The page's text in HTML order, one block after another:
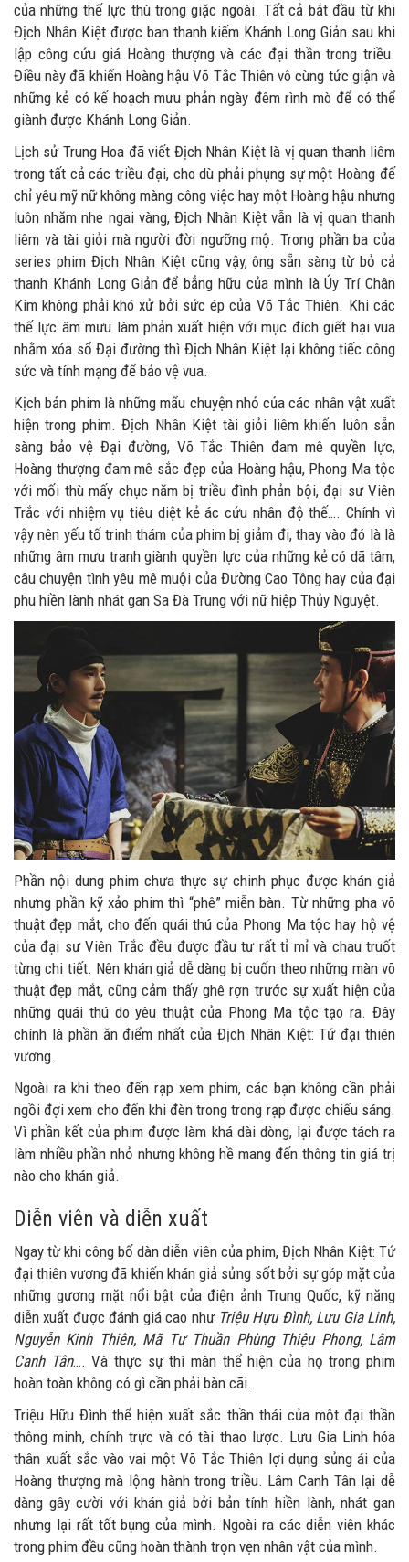
của những thế lực thù trong giặc ngoài. Tất cả bắt đầu từ khi
Địch Nhân Kiệt được ban thanh kiếm Khánh Long Giản sau khi
lập công cứu giá Hoàng thượng và các đại thần trong triều.
Điều này đã khiến Hoàng hậu Võ Tắc Thiên vô cùng tức giận và
những kẻ có kế hoạch mưu phản ngày đêm rình mò để có thể
giành được Khánh Long Giản.
Lịch sử Trung Hoa đã viết Địch Nhân Kiệt là vị quan thanh liêm
trong tất cả các triều đại, cho dù phải phụng sự một Hoàng đế
chỉ yêu mỹ nữ không màng công việc hay một Hoàng hậu nhưng
luôn nhăm nhe ngai vàng, Địch Nhân Kiệt vẫn là vị quan thanh
liêm và tài giỏi mà người đời ngưỡng mộ. Trong phần ba của
series phim Địch Nhân Kiệt cũng vậy, ông sẵn sàng từ bỏ cả
thanh Khánh Long Giản để bẳng hữu của mình là Úy Trí Chân
Kim không phải khó xử bởi sức ép của Võ Tắc Thiên. Khi các
thế lực âm mưu làm phản xuất hiện với mục đích giết hại vua
nhằm xóa sổ Đại đường thì Địch Nhân Kiệt lại không tiếc công
sức và tính mạng để bảo vệ vua.
Kịch bản phim là những mẩu chuyện nhỏ của các nhân vật xuất
hiện trong phim. Địch Nhân Kiệt tài giỏi liêm khiến luôn sẵn
sàng bảo vệ Đại đường, Võ Tắc Thiên đam mê quyền lực,
Hoàng thượng đam mê sắc đẹp của Hoàng hậu, Phong Ma tộc
với mối thù mấy chục năm bị triều đình phản bội, đại sư Viên
Trắc với nhiệm vụ tiêu diệt kẻ ác cứu nhân độ thế…. Chính vì
vậy nên yếu tố trinh thám của phim bị giảm đi, thay vào đó là là
những âm mưu tranh giành quyền lực của những kẻ có dã tâm,
câu chuyện tình yêu mê muội của Đường Cao Tông hay của đại
phu hiền lành nhát gan Sa Đà Trung với nữ hiệp Thủy Nguyệt.
Phần nội dung phim chưa thực sự chinh phục được khán giả
nhưng phần kỹ xảo phim thì “phê” miễn bàn. Từ những pha võ
thuật đẹp mắt, cho đến quái thú của Phong Ma tộc hay hộ vệ
của đại sư Viên Trắc đều được đầu tư rất tỉ mỉ và chau truốt
từng chi tiết. Nên khán giả dễ dàng bị cuốn theo những màn võ
thuật đẹp mắt, cũng cảm thấy ghê rợn trước sự xuất hiện của
những quái thú do yêu thuật của Phong Ma tộc tạo ra. Đây
chính là phần ăn điểm nhất của Địch Nhân Kiệt: Tứ đại thiên
vương.
Ngoài ra khi theo đến rạp xem phim, các bạn không cần phải
ngồi đợi xem cho đến khi đèn trong trong rạp được chiếu sáng.
Vì phần kết của phim được làm khá dài dòng, lại được tách ra
làm nhiều phần nhỏ nhưng không hề mang đến thông tin giá trị
nào cho khán giả.
Diễn viên và diễn xuất
Ngay từ khi công bố dàn diễn viên của phim, Địch Nhân Kiệt: Tứ
đại thiên vương đã khiến khán giả sửng sốt bởi sự góp mặt của
những gương mặt nổi bật của điện ảnh Trung Quốc, kỹ năng
diễn xuất được đánh giá cao như Triệu Hựu Đình, Lưu Gia Linh,
Nguyễn Kinh Thiên, Mã Tư Thuần Phùng Thiệu Phong, Lâm
Canh Tân…. Và thực sự thì màn thể hiện của họ trong phim
hoàn toàn không có gì cần phải bàn cãi.
Triệu Hữu Đình thể hiện xuất sắc thần thái của một đại thần
thông minh, chính trực và có tài thao lược. Lưu Gia Linh hóa
thân xuất sắc vào vai một Võ Tắc Thiên lợi dụng sủng ái của
Hoàng thượng mà lộng hành trong triều. Lâm Canh Tân lại dễ
dàng gây cười với khán giả bởi bản tính hiền lành, nhát gan
nhưng lại rất tốt bụng của mình. Ngoài ra các diễn viên khác
trong phim đều cũng hoàn thành trọn vẹn nhân vật của mình.